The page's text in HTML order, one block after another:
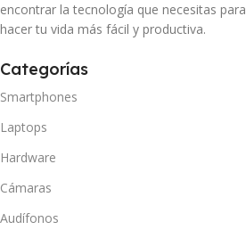
encontrar la tecnología que necesitas para
hacer tu vida más fácil y productiva.
Categorías
Smartphones
Laptops
Hardware
Cámaras
Audífonos